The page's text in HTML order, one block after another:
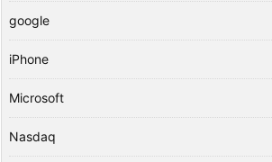
google
iPhone
Microsoft
Nasdaq